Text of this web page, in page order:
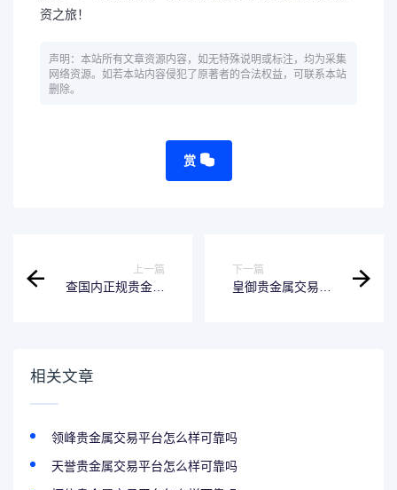
资之旅！
声明：本站所有文章资源内容，如无特殊说明或标注，均为采集
网络资源。如若本站内容侵犯了原著者的合法权益，可联系本站
删除。
赏
上一篇
查国内正规贵金属
下一篇
皇御贵金属交易平
相关文章
领峰贵金属交易平台怎么样可靠吗
天誉贵金属交易平台怎么样可靠吗